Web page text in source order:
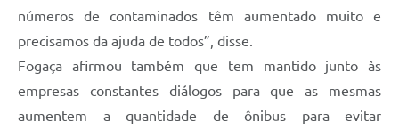
números de contaminados têm aumentado muito e
precisamos da ajuda de todos”, disse.
Fogaça afirmou também que tem mantido junto às
empresas constantes diálogos para que as mesmas
aumentem a quantidade de ônibus para evitar